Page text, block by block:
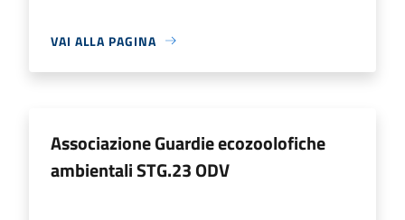
VAI ALLA PAGINA
Associazione Guardie ecozoolofiche
ambientali STG.23 ODV